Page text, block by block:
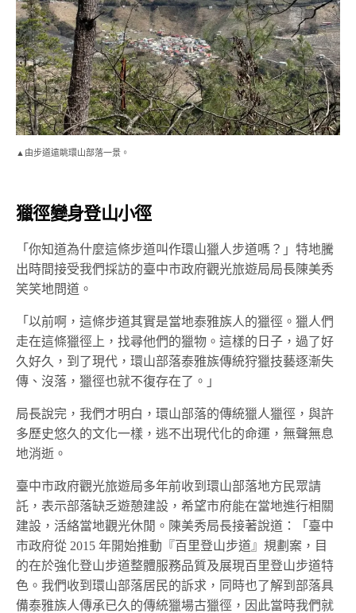
▲由步道遠眺環山部落一景。
獵徑變身登山小徑
「你知道為什麼這條步道叫作環山獵人步道嗎？」特地騰
出時間接受我們採訪的臺中市政府觀光旅遊局局長陳美秀
笑笑地問道。
「以前啊，這條步道其實是當地泰雅族人的獵徑。獵人們
走在這條獵徑上，找尋他們的獵物。這樣的日子，過了好
久好久，到了現代，環山部落泰雅族傳統狩獵技藝逐漸失
傳、沒落，獵徑也就不復存在了。」
局長說完，我們才明白，環山部落的傳統獵人獵徑，與許
多歷史悠久的文化一樣，逃不出現代化的命運，無聲無息
地消逝。
臺中市政府觀光旅遊局多年前收到環山部落地方民眾請
託，表示部落缺乏遊憩建設，希望市府能在當地進行相關
建設，活絡當地觀光休閒。陳美秀局長接著說道：「臺中
市政府從 2015 年開始推動『百里登山步道』規劃案，目
的在於強化登山步道整體服務品質及展現百里登山步道特
色。我們收到環山部落居民的訴求，同時也了解到部落具
備泰雅族人傳承已久的傳統獵場古獵徑，因此當時我們就